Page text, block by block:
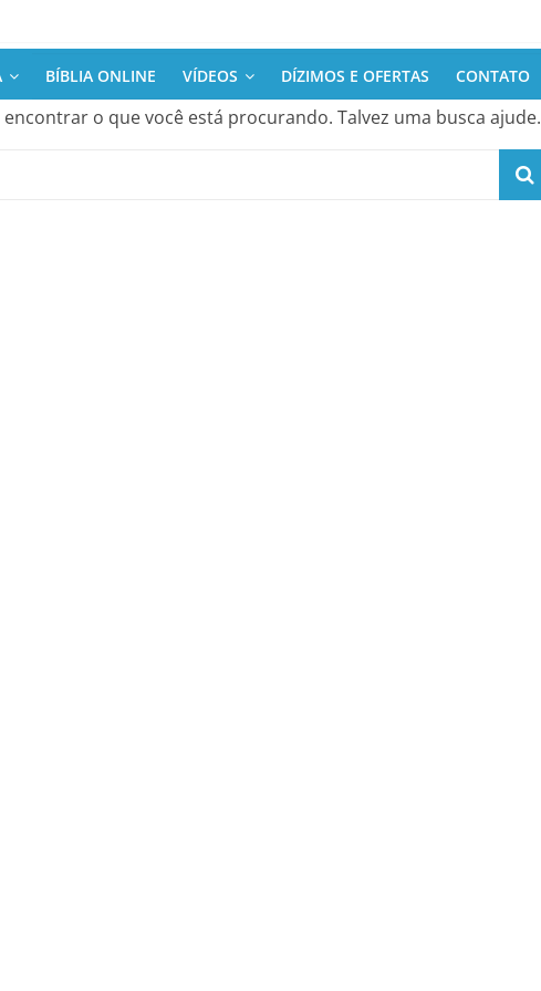
BÍBLIA ONLINE VÍDEOS DÍZIMOS E OFERTAS CONTATO
o que você está procurando. Talvez uma busca ajude.